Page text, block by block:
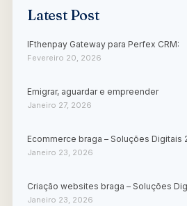
Latest Post
IFthenpay Gateway para Perfex CRM:
Fevereiro 20, 2026
Emigrar, aguardar e empreender
Janeiro 27, 2026
Ecommerce braga – Soluções Digitais
Janeiro 23, 2026
Criação websites braga – Soluções
Janeiro 23, 2026